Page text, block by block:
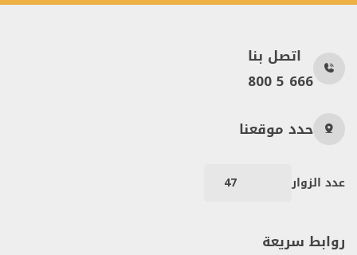
اتصل بنا
800 5 666
حدد موقعنا
عدد الزوار 47
روابط سريعة